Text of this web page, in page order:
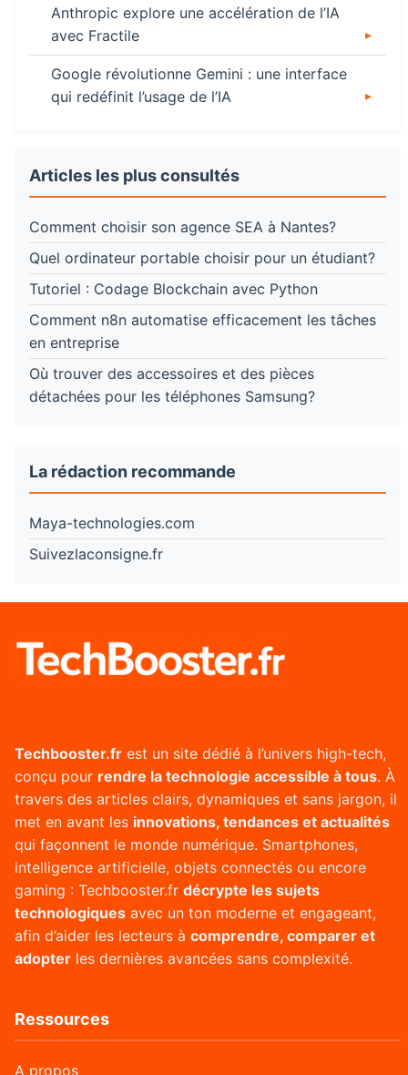
Anthropic explore une accélération de l’IA
avec Fractile
Google révolutionne Gemini : une interface
qui redéfinit l’usage de l’IA
Articles les plus consultés
Comment choisir son agence SEA à Nantes?
Quel ordinateur portable choisir pour un étudiant?
Tutoriel : Codage Blockchain avec Python
Comment n8n automatise efficacement les tâches
en entreprise
Où trouver des accessoires et des pièces
détachées pour les téléphones Samsung?
La rédaction recommande
Maya-technologies.com
Suivezlaconsigne.fr
Techbooster.fr est un site dédié à l’univers high-tech,
conçu pour rendre la technologie accessible à tous. À
travers des articles clairs, dynamiques et sans jargon, il
met en avant les innovations, tendances et actualités
qui façonnent le monde numérique. Smartphones,
intelligence artificielle, objets connectés ou encore
gaming : Techbooster.fr décrypte les sujets
technologiques avec un ton moderne et engageant,
afin d’aider les lecteurs à comprendre, comparer et
adopter les dernières avancées sans complexité.
Ressources
A propos